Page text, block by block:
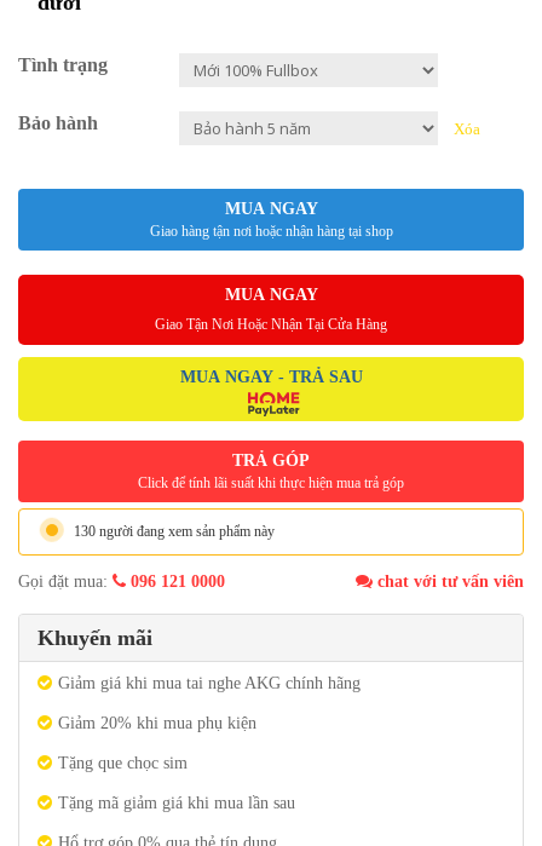
Tình trạng
Bảo hành Xóa
MUA NGAY
Giao hàng tận nơi hoặc nhận hàng tại shop
MUA NGAY
Giao Tận Nơi Hoặc Nhận Tại Cửa Hàng
MUA NGAY - TRẢ SAU
TRẢ GÓP
Click để tính lãi suất khi thực hiện mua trả góp
130 người đang xem sản phẩm này
Gọi đặt mua: 096 121 0000 chat với tư vấn viên
Khuyến mãi
Giảm giá khi mua tai nghe AKG chính hãng
Giảm 20% khi mua phụ kiện
Tặng que chọc sim
Tặng mã giảm giá khi mua lần sau